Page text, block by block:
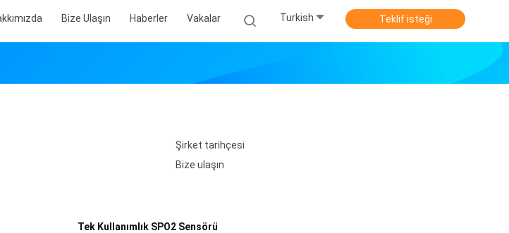
Bize Ulaşın Haberler Vakalar Turkish Teklif isteği
Şirket tarihçesi
Bize ulaşın
Tek Kullanımlık SPO2 Sensörü